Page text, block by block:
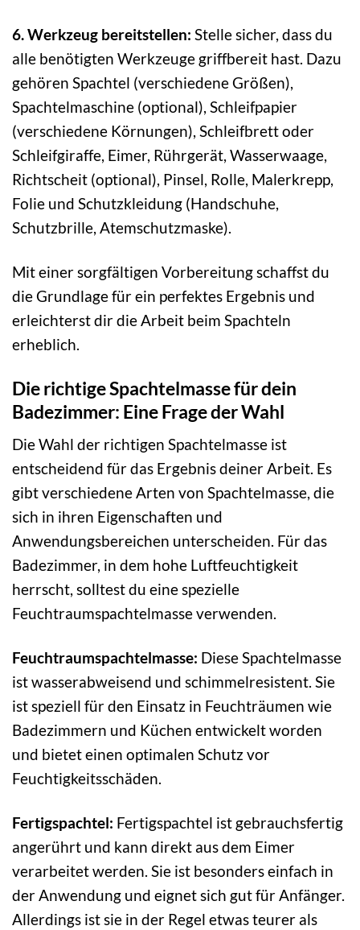
6. Werkzeug bereitstellen: Stelle sicher, dass du
alle benötigten Werkzeuge griffbereit hast. Dazu
gehören Spachtel (verschiedene Größen),
Spachtelmaschine (optional), Schleifpapier
(verschiedene Körnungen), Schleifbrett oder
Schleifgiraffe, Eimer, Rührgerät, Wasserwaage,
Richtscheit (optional), Pinsel, Rolle, Malerkrepp,
Folie und Schutzkleidung (Handschuhe,
Schutzbrille, Atemschutzmaske).
Mit einer sorgfältigen Vorbereitung schaffst du
die Grundlage für ein perfektes Ergebnis und
erleichterst dir die Arbeit beim Spachteln
erheblich.
Die richtige Spachtelmasse für dein
Badezimmer: Eine Frage der Wahl
Die Wahl der richtigen Spachtelmasse ist
entscheidend für das Ergebnis deiner Arbeit. Es
gibt verschiedene Arten von Spachtelmasse, die
sich in ihren Eigenschaften und
Anwendungsbereichen unterscheiden. Für das
Badezimmer, in dem hohe Luftfeuchtigkeit
herrscht, solltest du eine spezielle
Feuchtraumspachtelmasse verwenden.
Feuchtraumspachtelmasse: Diese Spachtelmasse
ist wasserabweisend und schimmelresistent. Sie
ist speziell für den Einsatz in Feuchträumen wie
Badezimmern und Küchen entwickelt worden
und bietet einen optimalen Schutz vor
Feuchtigkeitsschäden.
Fertigspachtel: Fertigspachtel ist gebrauchsfertig
angerührt und kann direkt aus dem Eimer
verarbeitet werden. Sie ist besonders einfach in
der Anwendung und eignet sich gut für Anfänger.
Allerdings ist sie in der Regel etwas teurer als